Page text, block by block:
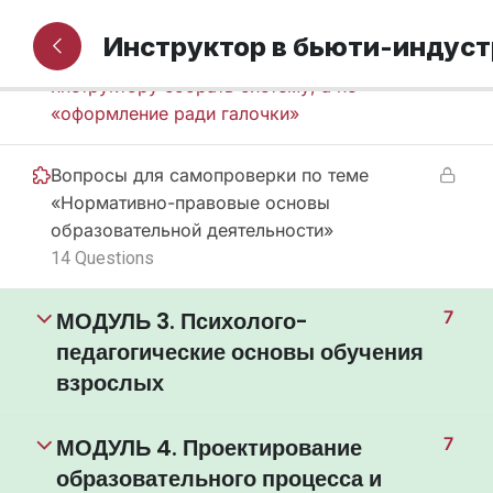
2.5 Организация легальной
образовательной деятельности: как
инструктору собрать систему, а не
«оформление ради галочки»
Вопросы для самопроверки по теме
«Нормативно-правовые основы
образовательной деятельности»
14 Questions
МОДУЛЬ 3. Психолого-
педагогические основы обучения
взрослых
7
МОДУЛЬ 4. Проектирование
образовательного процесса и
7
Инструктор в бьюти-